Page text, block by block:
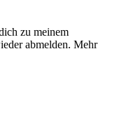
zu meinem
abmelden. Mehr